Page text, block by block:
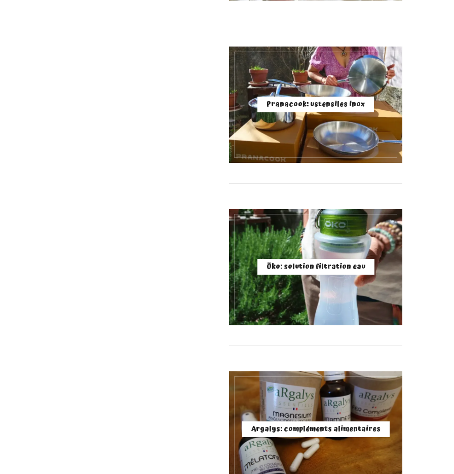
Pranacook: ustensiles inox
Öko: solution filtration eau
Argalys: compléments alimentaires